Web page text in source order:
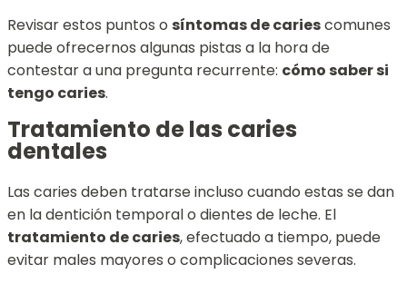
Revisar estos puntos o síntomas de cariescomunes
puede ofrecernos algunas pistas a la hora de
contestar a una pregunta recurrente: cómo saber si
tengo caries.
Tratamiento de las caries
dentales
Las caries deben tratarse incluso cuando estas se dan
en la dentición temporal o dientes de leche. El
tratamiento de caries, efectuado a tiempo, puede
evitar males mayores o complicaciones severas.